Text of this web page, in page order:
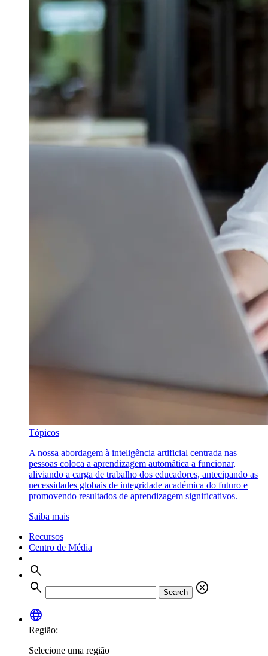
Tópicos
A nossa abordagem à inteligência artificial centrada nas
pessoas coloca a aprendizagem automática a funcionar,
aliviando a carga de trabalho dos educadores, antecipando as
necessidades globais de integridade académica do futuro e
promovendo resultados de aprendizagem significativos.
Saiba mais
Recursos
Centro de Média
search
search
Search
cancel
language
Região:
Selecione uma região